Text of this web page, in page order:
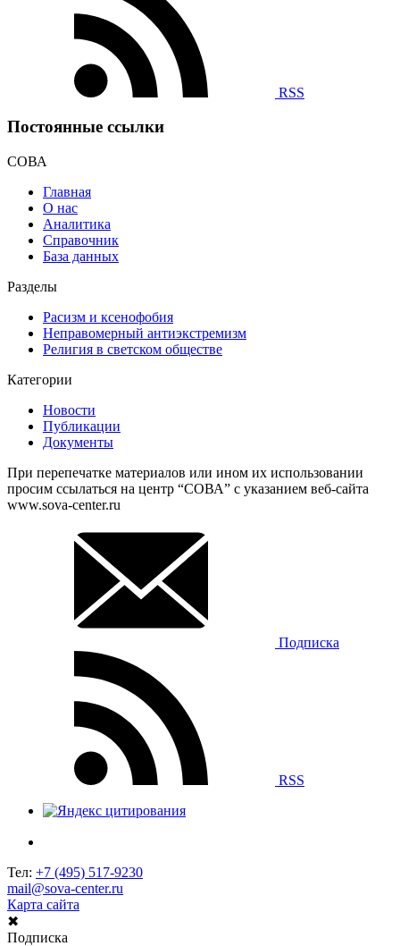
RSS
Постоянные ссылки
СОВА
Главная
О нас
Аналитика
Справочник
База данных
Разделы
Расизм и ксенофобия
Неправомерный антиэкстремизм
Религия в светском обществе
Категории
Новости
Публикации
Документы
При перепечатке материалов или ином их использовании
просим ссылаться на центр “СОВА” с указанием веб-сайта
www.sova-center.ru
Подписка
RSS
Тел: +7 (495) 517-9230
mail@sova-center.ru
Карта сайта
✖
Подписка